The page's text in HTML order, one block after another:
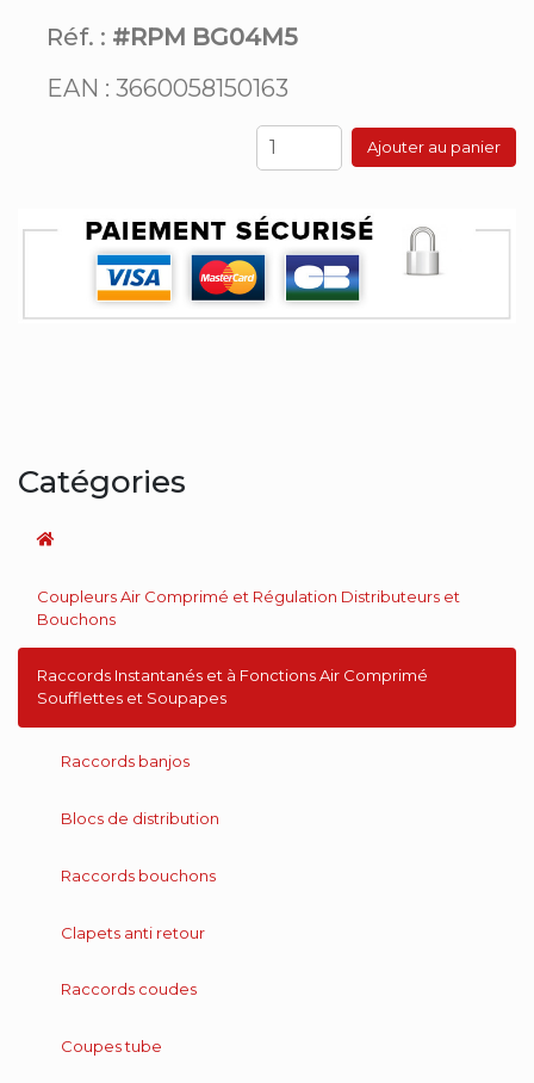
Réf. : #RPM BG04M5
EAN : 3660058150163
Ajouter au panier
Catégories
Coupleurs Air Comprimé et Régulation Distributeurs et
Bouchons
Raccords Instantanés et à Fonctions Air Comprimé
Soufflettes et Soupapes
Raccords banjos
Blocs de distribution
Raccords bouchons
Clapets anti retour
Raccords coudes
Coupes tube